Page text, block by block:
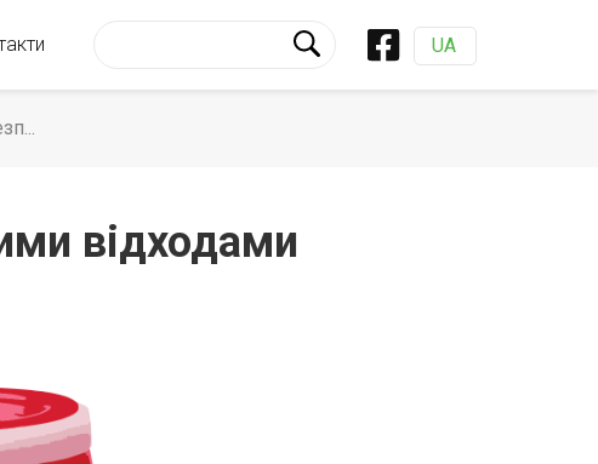
UA
відходами